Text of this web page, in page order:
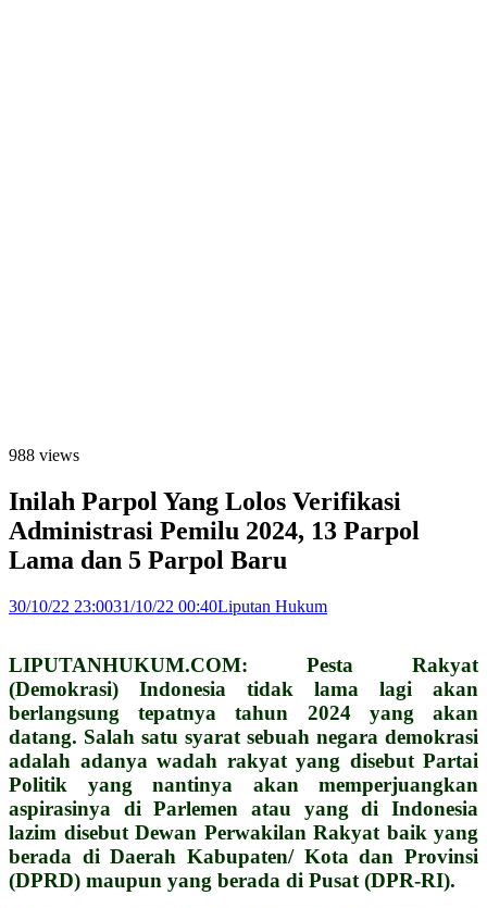
988 views
Inilah Parpol Yang Lolos Verifikasi
Administrasi Pemilu 2024, 13 Parpol
Lama dan 5 Parpol Baru
30/10/22 23:0031/10/22 00:40Liputan Hukum
LIPUTANHUKUM.COM: Pesta Rakyat
(Demokrasi) Indonesia tidak lama lagi akan
berlangsung tepatnya tahun 2024 yang akan
datang. Salah satu syarat sebuah negara demokrasi
adalah adanya wadah rakyat yang disebut Partai
Politik yang nantinya akan memperjuangkan
aspirasinya di Parlemen atau yang di Indonesia
lazim disebut Dewan Perwakilan Rakyat baik yang
berada di Daerah Kabupaten/ Kota dan Provinsi
(DPRD) maupun yang berada di Pusat (DPR-RI).